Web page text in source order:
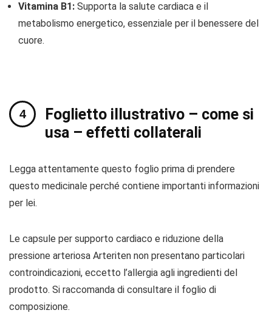
Vitamina B1: Supporta la salute cardiaca e il
metabolismo energetico, essenziale per il benessere del
cuore.
Foglietto illustrativo – come si
usa – effetti collaterali
Legga attentamente questo foglio prima di prendere
questo medicinale perché contiene importanti informazioni
per lei.
Le capsule per supporto cardiaco e riduzione della
pressione arteriosa Arteriten non presentano particolari
controindicazioni, eccetto l’allergia agli ingredienti del
prodotto. Si raccomanda di consultare il foglio di
composizione.